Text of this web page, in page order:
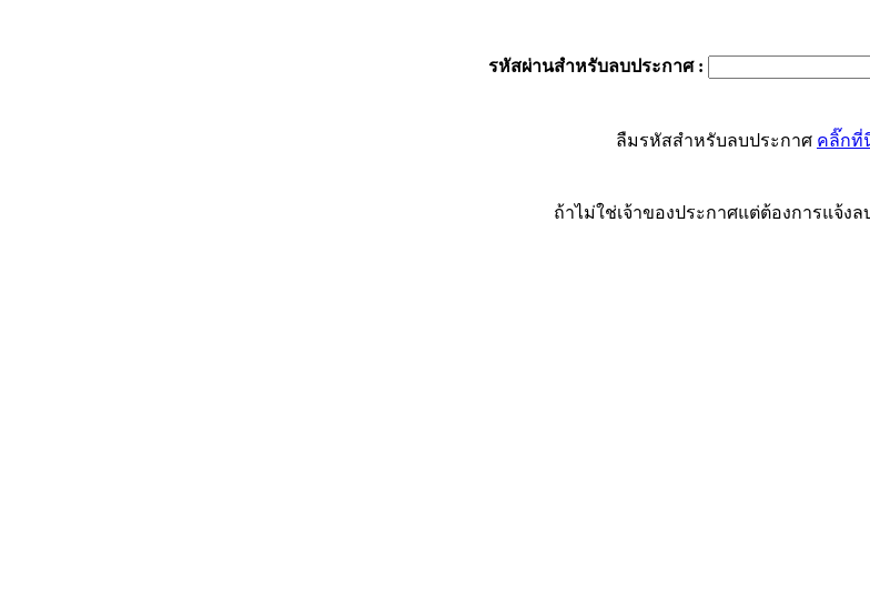
รหัสผ่านสำหรับลบประกาศ:
ลืมรหัสสำหรับลบประกาศ คลิ๊กที่
ถ้าไม่ใช่เจ้าของประกาศแต่ต้องการแจ้งล